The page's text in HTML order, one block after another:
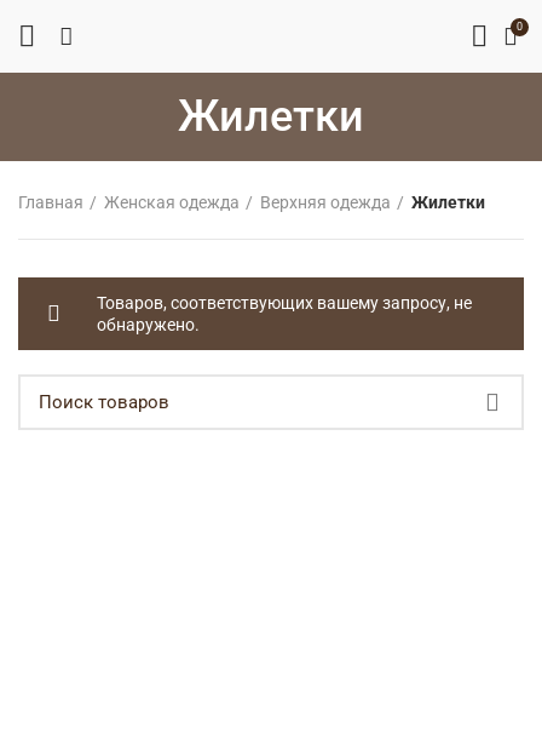
0
Жилетки
Главная Женская одежда Верхняя одежда Жилетки
Товаров, соответствующих вашему запросу, не
обнаружено.